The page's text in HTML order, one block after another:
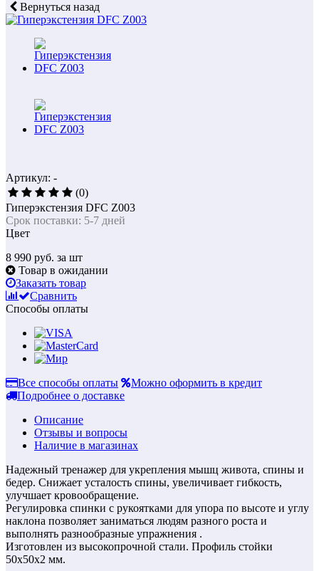
Вернуться назад
Артикул: -
(0)
Гиперэкстензия DFC Z003
Срок поставки: 5-7 дней
Цвет
8 990 руб. за шт
Товар в ожидании
Заказать товар
Сравнить
Способы оплаты
Все способы оплаты
Можно оформить в кредит
Подробнее о доставке
Описание
Отзывы и вопросы
Наличие в магазинах
Надежный тренажер для укрепления мышц живота, спины и
бедер. Снижает усталость спины, увеличивает гибкость,
улучшает кровообращение.
Регулировка спинки с рукоятками для упора по высоте и углу
наклона позволяет заниматься людям разного роста и
выполнять разнообразные упражнения .
Изготовлен из высокопрочной стали. Профиль стойки
50х50х2 мм.